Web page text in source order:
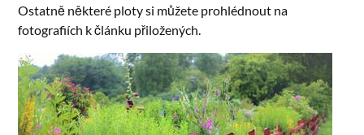
Ostatně některé ploty si můžete prohlédnout na
fotografiích k článku přiložených.